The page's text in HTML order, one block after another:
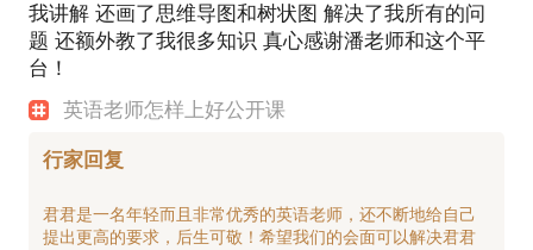
我讲解 还画了思维导图和树状图 解决了我所有的问
题 还额外教了我很多知识 真心感谢潘老师和这个平
台！
英语老师怎样上好公开课
行家回复
君君是一名年轻而且非常优秀的英语老师，还不断地给自己
提出更高的要求，后生可敬！希望我们的会面可以解决君君